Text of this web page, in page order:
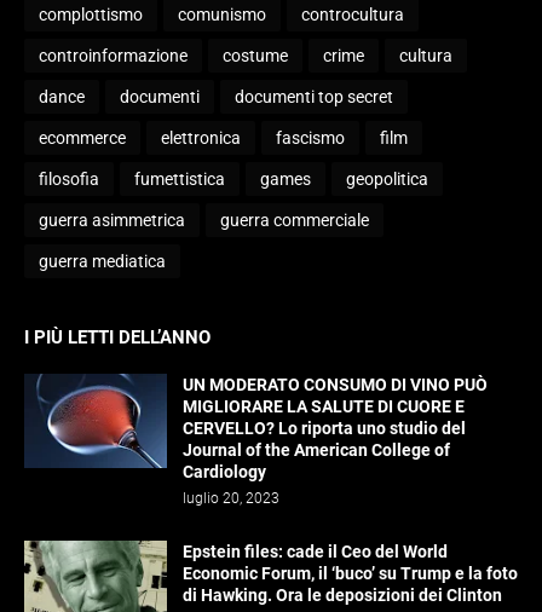
complottismo comunismo controcultura
controinformazione costume crime cultura
dance documenti documenti top secret
ecommerce elettronica fascismo film
filosofia fumettistica games geopolitica
guerra asimmetrica guerra commerciale
guerra mediatica
I PIÙ LETTI DELL’ANNO
UN MODERATO CONSUMO DI VINO PUÒ
MIGLIORARE LA SALUTE DI CUORE E
CERVELLO? Lo riporta uno studio del
Journal of the American College of
Cardiology
luglio 20, 2023
Epstein files: cade il Ceo del World
Economic Forum, il ‘buco’ su Trump e la foto
di Hawking. Ora le deposizioni dei Clinton